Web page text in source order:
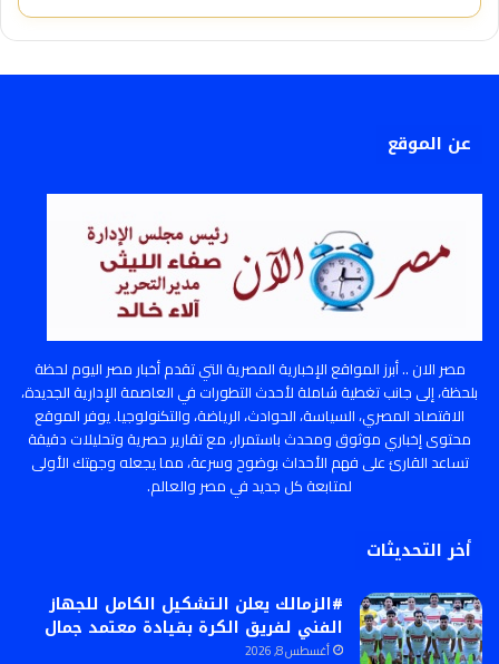
عن الموقع
مصر الان .. أبرز المواقع الإخبارية المصرية التي تقدم أخبار مصر اليوم لحظة
بلحظة، إلى جانب تغطية شاملة لأحدث التطورات في العاصمة الإدارية الجديدة،
الاقتصاد المصري، السياسة، الحوادث، الرياضة، والتكنولوجيا. يوفر الموقع
محتوى إخباري موثوق ومحدث باستمرار، مع تقارير حصرية وتحليلات دقيقة
تساعد القارئ على فهم الأحداث بوضوح وسرعة، مما يجعله وجهتك الأولى
لمتابعة كل جديد في مصر والعالم.
أخر التحديثات
#الزمالك يعلن التشكيل الكامل للجهاز
الفني لفريق الكرة بقيادة معتمد جمال
أغسطس 8, 2026